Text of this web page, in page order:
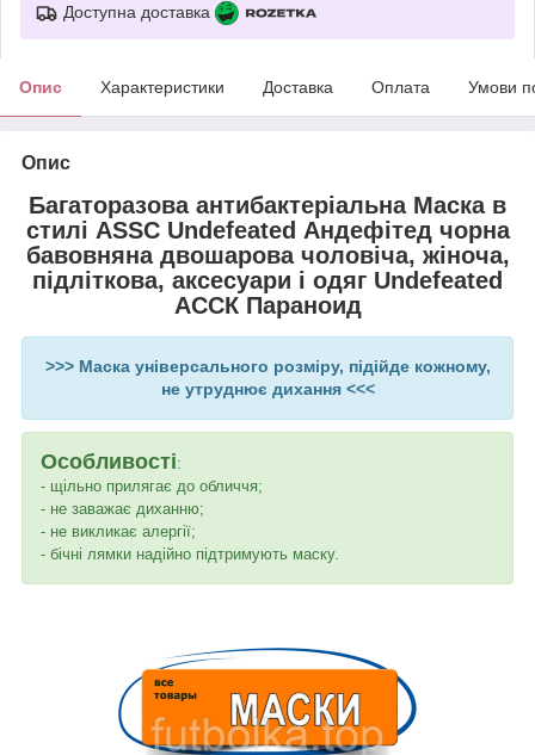
Доступна доставка
Опис Характеристики Доставка Оплата Умови
Опис
Багаторазова антибактеріальна Маска в
стилі ASSC Undefeated Андефітед чорна
бавовняна двошарова чоловіча, жіноча,
підліткова, аксесуари і одяг Undefeated
АССК Параноид
>>> Маска універсального розміру, підійде кожному,
не утруднює дихання <<<
Особливості:
- щільно прилягає до обличчя;
- не заважає диханню;
- не викликає алергії;
- бічні лямки надійно підтримують маску.